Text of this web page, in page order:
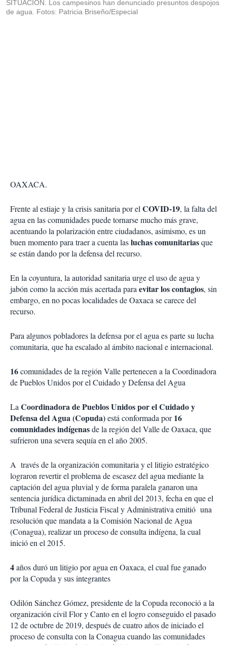
SITUACIÓN. Los campesinos han denunciado presuntos despojos
de agua. Fotos: Patricia Briseño/Especial
OAXACA.
Frente al estiaje y la crisis sanitaria por elCOVID-19, la falta del
agua en las comunidades puede tornarse mucho más grave,
acentuando la polarización entre ciudadanos, asimismo, es un
buen momento para traer a cuenta lasluchas comunitariasque
se están dando por la defensa del recurso.
En la coyuntura, la autoridad sanitaria urge el uso de agua y
jabón como la acción más acertada paraevitar los contagios, sin
embargo, en no pocas localidades de Oaxaca se carece del
recurso.
Para algunos pobladores la defensa por el agua es parte su lucha
comunitaria, que ha escalado al ámbito nacional e internacional.
16comunidades de la región Valle pertenecen a la Coordinadora
de Pueblos Unidos por el Cuidado y Defensa del Agua
LaCoordinadora de Pueblos Unidos por el Cuidado y
Defensa del Agua (Copuda)está conformada por16
comunidades indígenasde la región del Valle de Oaxaca, que
sufrieron una severa sequía en el año 2005.
A través de la organización comunitaria y el litigio estratégico
lograron revertir el problema de escasez del agua mediante la
captación del agua pluvial y de forma paralela ganaron una
sentencia jurídica dictaminada en abril del 2013, fecha en que el
Tribunal Federal de Justicia Fiscal y Administrativa emitió una
resolución que mandata a la Comisión Nacional de Agua
(Conagua), realizar un proceso de consulta indígena, la cual
inició en el 2015.
4años duró un litigio por agua en Oaxaca, el cual fue ganado
por la Copuda y sus integrantes
Odilón Sánchez Gómez, presidente de la Copuda reconoció a la
organización civil Flor y Canto en el logro conseguido el pasado
12 de octubre de 2019, después de cuatro años de iniciado el
proceso de consulta con la Conagua cuando las comunidades